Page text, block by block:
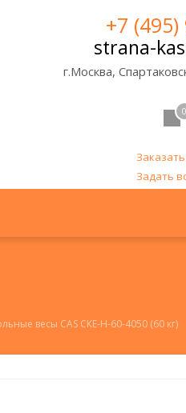
+7
strana-
г.Москва,
0
Задать
весы CAS СКЕ-Н-60-4050 (60 кг)